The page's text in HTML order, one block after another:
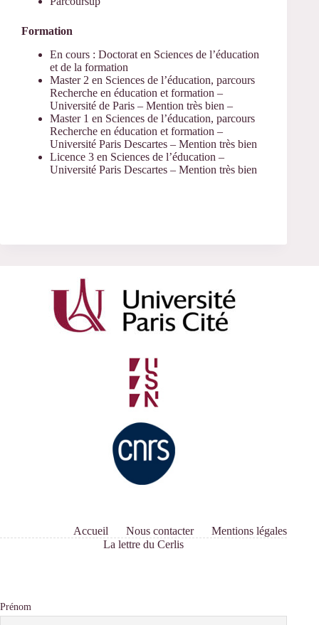
Formation
En cours : Doctorat en Sciences de l’éducation
et de la formation
Master 2 en Sciences de l’éducation, parcours
Recherche en éducation et formation –
Université de Paris – Mention très bien –
Master 1 en Sciences de l’éducation, parcours
Recherche en éducation et formation –
Université Paris Descartes – Mention très bien
Licence 3 en Sciences de l’éducation –
Université Paris Descartes – Mention très bien
Accueil Nous contacter
Mentions légales
La lettre du Cerlis
Prénom